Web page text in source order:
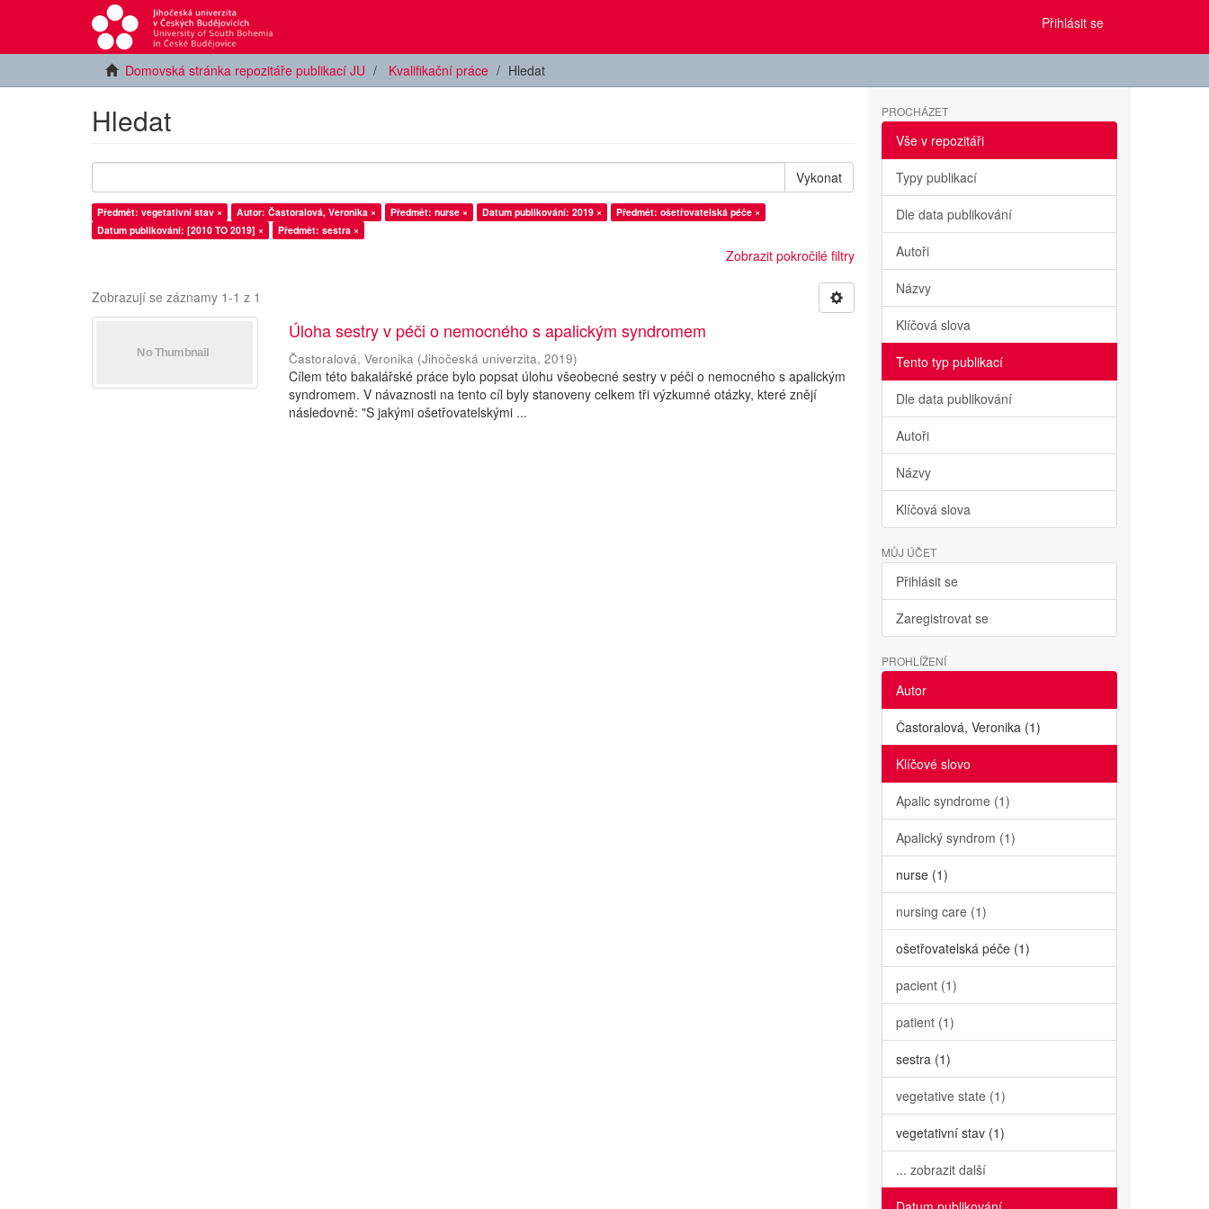
Přihlásit se
Domovská stránka repozitáře publikací JU Kvalifikační práce Hledat
Hledat
Vykonat
Předmět: vegetativní stav × Autor: Častoralová, Veronika × Předmět: nurse × Datum publikování: 2019 ×
Předmět: ošetřovatelská péče ×
Datum publikování: [2010 TO 2019] ×
Předmět: sestra ×
Zobrazit pokročilé filtry
Zobrazují se záznamy 1-1 z 1
Úloha sestry v péči o nemocného s apalickým syndromem
Častoralová, Veronika (Jihočeská univerzita,2019)
Cílem této bakalářské práce bylo popsat úlohu všeobecné sestry v péči o nemocného s apalickým
syndromem. V návaznosti na tento cíl byly stanoveny celkem tři výzkumné otázky, které znějí
následovně: "S jakými ošetřovatelskými ...
PROCHÁZET
Vše v repozitáři
Typy publikací
Dle data publikování
Autoři
Názvy
Klíčová slova
Tento typ publikací
Dle data publikování
Autoři
Názvy
Klíčová slova
MŮJ ÚČET
Přihlásit se
Zaregistrovat se
PROHLÍŽENÍ
Autor
Častoralová, Veronika (1)
Klíčové slovo
Apalic syndrome (1)
Apalický syndrom (1)
nurse (1)
nursing care (1)
ošetřovatelská péče (1)
pacient (1)
patient (1)
sestra (1)
vegetative state (1)
vegetativní stav (1)
... zobrazit další